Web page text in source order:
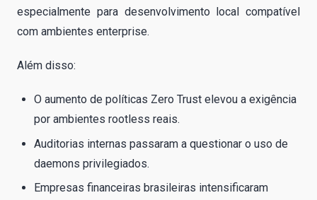
especialmente para desenvolvimento local compatível
com ambientes enterprise.
Além disso:
O aumento de políticas Zero Trust elevou a exigência
por ambientes rootless reais.
Auditorias internas passaram a questionar o uso de
daemons privilegiados.
Empresas financeiras brasileiras intensificaram